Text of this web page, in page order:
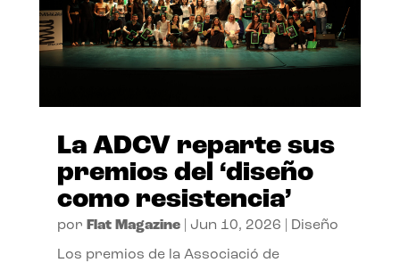
La ADCV reparte sus
premios del ‘diseño
como resistencia’
por Flat Magazine| Jun 10, 2026 Diseño
Los premios de la Associació de